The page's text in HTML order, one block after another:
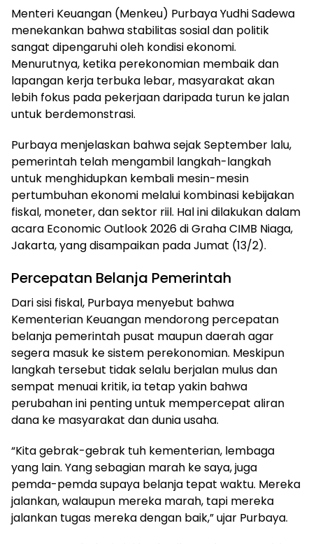
Menteri Keuangan (Menkeu) Purbaya Yudhi Sadewa
menekankan bahwa stabilitas sosial dan politik
sangat dipengaruhi oleh kondisi ekonomi.
Menurutnya, ketika perekonomian membaik dan
lapangan kerja terbuka lebar, masyarakat akan
lebih fokus pada pekerjaan daripada turun ke jalan
untuk berdemonstrasi.
Purbaya menjelaskan bahwa sejak September lalu,
pemerintah telah mengambil langkah-langkah
untuk menghidupkan kembali mesin-mesin
pertumbuhan ekonomi melalui kombinasi kebijakan
fiskal, moneter, dan sektor riil. Hal ini dilakukan dalam
acara Economic Outlook 2026 di Graha CIMB Niaga,
Jakarta, yang disampaikan pada Jumat (13/2).
Percepatan Belanja Pemerintah
Dari sisi fiskal, Purbaya menyebut bahwa
Kementerian Keuangan mendorong percepatan
belanja pemerintah pusat maupun daerah agar
segera masuk ke sistem perekonomian. Meskipun
langkah tersebut tidak selalu berjalan mulus dan
sempat menuai kritik, ia tetap yakin bahwa
perubahan ini penting untuk mempercepat aliran
dana ke masyarakat dan dunia usaha.
“Kita gebrak-gebrak tuh kementerian, lembaga
yang lain. Yang sebagian marah ke saya, juga
pemda-pemda supaya belanja tepat waktu. Mereka
jalankan, walaupun mereka marah, tapi mereka
jalankan tugas mereka dengan baik,” ujar Purbaya.